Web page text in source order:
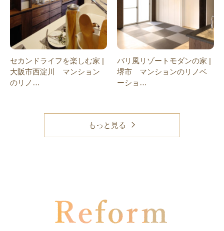
セカンドライフを楽しむ家 |
大阪市西淀川 マンション
のリノ…
バリ風リゾートモダンの家 |
堺市 マンションのリノベ
ーショ…
もっと見る